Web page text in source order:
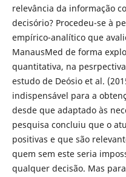
relevância da informação
decisório? Procedeu-se à
empírico-analítico que
ManausMed de forma
quantitativa, na
estudo de Deósio et al.
indispensável para a
desde que adaptado às
pesquisa concluiu que o
positivas e que são
quem sem este seria
qualquer decisão. Mas